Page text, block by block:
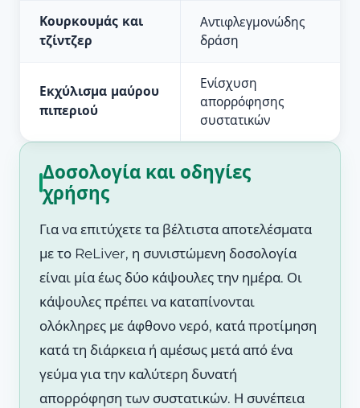
Κουρκουμάς και
τζίντζερ
Αντιφλεγμονώδης
δράση
Εκχύλισμα μαύρου
πιπεριού
Ενίσχυση
απορρόφησης
συστατικών
Δοσολογία και οδηγίες
χρήσης
Για να επιτύχετε τα βέλτιστα αποτελέσματα
με το ReLiver, η συνιστώμενη δοσολογία
είναι μία έως δύο κάψουλες την ημέρα. Οι
κάψουλες πρέπει να καταπίνονται
ολόκληρες με άφθονο νερό, κατά προτίμηση
κατά τη διάρκεια ή αμέσως μετά από ένα
γεύμα για την καλύτερη δυνατή
απορρόφηση των συστατικών. Η συνέπεια